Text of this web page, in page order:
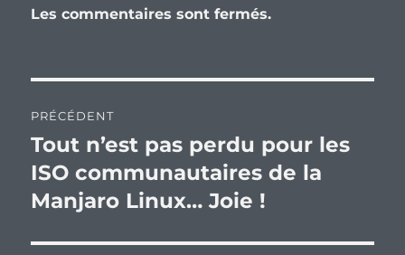
Les commentaires sont fermés.
de
l’article
PRÉCÉDENT
Publication
précédente :
Tout n’est pas perdu pour les
ISO communautaires de la
Manjaro Linux… Joie !